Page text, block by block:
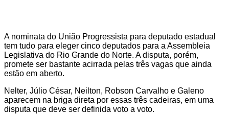
A nominata do União Progressista para deputado estadual
tem tudo para eleger cinco deputados para a Assembleia
Legislativa do Rio Grande do Norte. A disputa, porém,
promete ser bastante acirrada pelas três vagas que ainda
estão em aberto.
Nelter, Júlio César, Neilton, Robson Carvalho e Galeno
aparecem na briga direta por essas três cadeiras, em uma
disputa que deve ser definida voto a voto.